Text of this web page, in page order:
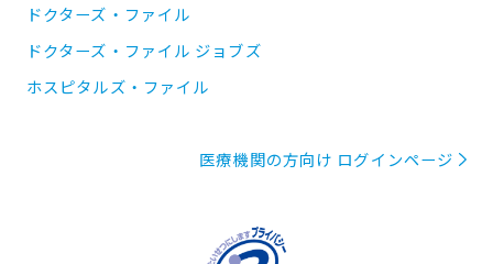
ドクターズ・ファイル
ドクターズ・ファイル ジョブズ
ホスピタルズ・ファイル
医療機関の方向け ログインページ